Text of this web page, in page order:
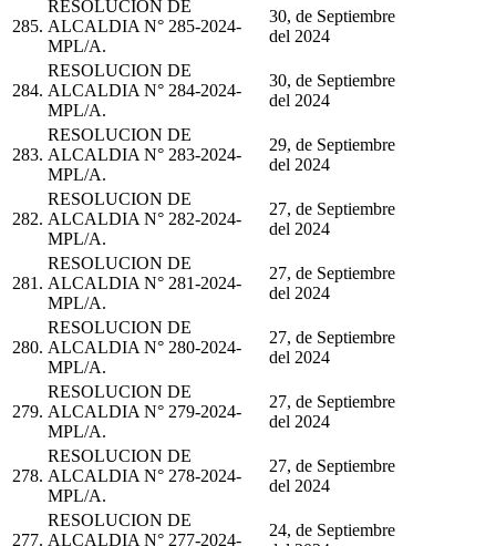
285.
RESOLUCION DE
ALCALDIA N° 285-2024-
MPL/A.
30, de Septiembre
del 2024
284.
RESOLUCION DE
ALCALDIA N° 284-2024-
MPL/A.
30, de Septiembre
del 2024
283.
RESOLUCION DE
ALCALDIA N° 283-2024-
MPL/A.
29, de Septiembre
del 2024
282.
RESOLUCION DE
ALCALDIA N° 282-2024-
MPL/A.
27, de Septiembre
del 2024
281.
RESOLUCION DE
ALCALDIA N° 281-2024-
MPL/A.
27, de Septiembre
del 2024
280.
RESOLUCION DE
ALCALDIA N° 280-2024-
MPL/A.
27, de Septiembre
del 2024
279.
RESOLUCION DE
ALCALDIA N° 279-2024-
MPL/A.
27, de Septiembre
del 2024
278.
RESOLUCION DE
ALCALDIA N° 278-2024-
MPL/A.
27, de Septiembre
del 2024
277.
RESOLUCION DE
ALCALDIA N° 277-2024-
24, de Septiembre